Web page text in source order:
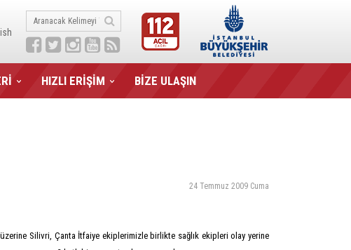
HIZLI ERİŞİM BİZE ULAŞIN
24 Temmuz 2009 Cuma
üzerine Silivri, Çanta İtfaiye ekiplerimizle birlikte sağlık ekipleri olay yerine